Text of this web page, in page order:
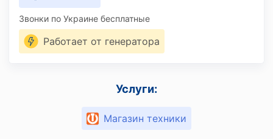
Звонки по Украине бесплатные
Работает от генератора
Услуги:
Магазин техники